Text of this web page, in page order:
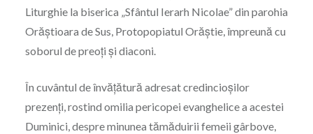
Liturghie la biserica „Sfântul Ierarh Nicolae” din parohia
Orăștioara de Sus, Protopopiatul Orăștie, împreună cu
soborul de preoți și diaconi.
În cuvântul de învățătură adresat credincioșilor
prezenți, rostind omilia pericopei evanghelice a acestei
Duminici, despre minunea tămăduirii femeii gârbove,